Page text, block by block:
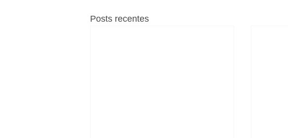
Posts recentes